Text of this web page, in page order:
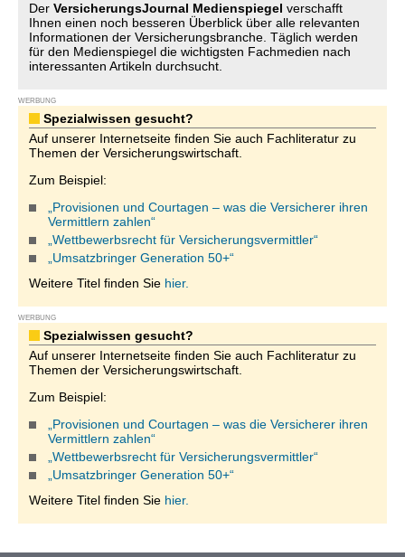
Der VersicherungsJournal Medienspiegel verschafft
Ihnen einen noch besseren Überblick über alle relevanten
Informationen der Versicherungsbranche. Täglich werden
für den Medienspiegel die wichtigsten Fachmedien nach
interessanten Artikeln durchsucht.
WERBUNG
Spezialwissen gesucht?
Auf unserer Internetseite finden Sie auch Fachliteratur zu
Themen der Versicherungswirtschaft.
Zum Beispiel:
„Provisionen und Courtagen – was die Versicherer ihren
Vermittlern zahlen“
„Wettbewerbsrecht für Versicherungsvermittler“
„Umsatzbringer Generation 50+“
Weitere Titel finden Sie hier.
WERBUNG
Spezialwissen gesucht?
Auf unserer Internetseite finden Sie auch Fachliteratur zu
Themen der Versicherungswirtschaft.
Zum Beispiel:
„Provisionen und Courtagen – was die Versicherer ihren
Vermittlern zahlen“
„Wettbewerbsrecht für Versicherungsvermittler“
„Umsatzbringer Generation 50+“
Weitere Titel finden Sie hier.